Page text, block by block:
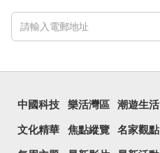
色，達到專...
中國科技 樂活灣區 潮遊生活
文化精華 焦點縱覽 名家觀點